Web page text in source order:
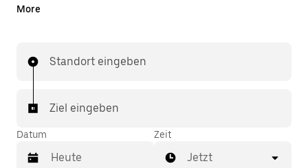
lizenzierte Taxifahrer*innen zugewiesen werden. In
Preise, die du von UberX kennst, während du mit
In einigen Städten der Schweiz kannst du in der
Uber App gezielt ein Taxi bestellen, wenn du sicher
sein möchtest, dass dir ein Taxi für deine Fahrt
zugewiesen wird.
More
Standort eingeben
Ziel eingeben
Datum Zeit
Jetzt